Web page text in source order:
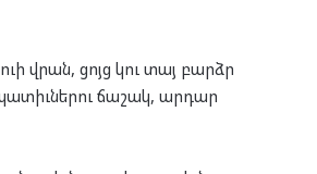
վրան, ցոյց կու տայ բարձր
ճաշակ, արդար